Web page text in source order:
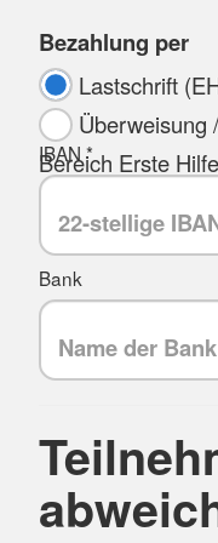
Bezahlung per
Lastschrift
Überweisung
Bereich Erste
IBAN *
Bank